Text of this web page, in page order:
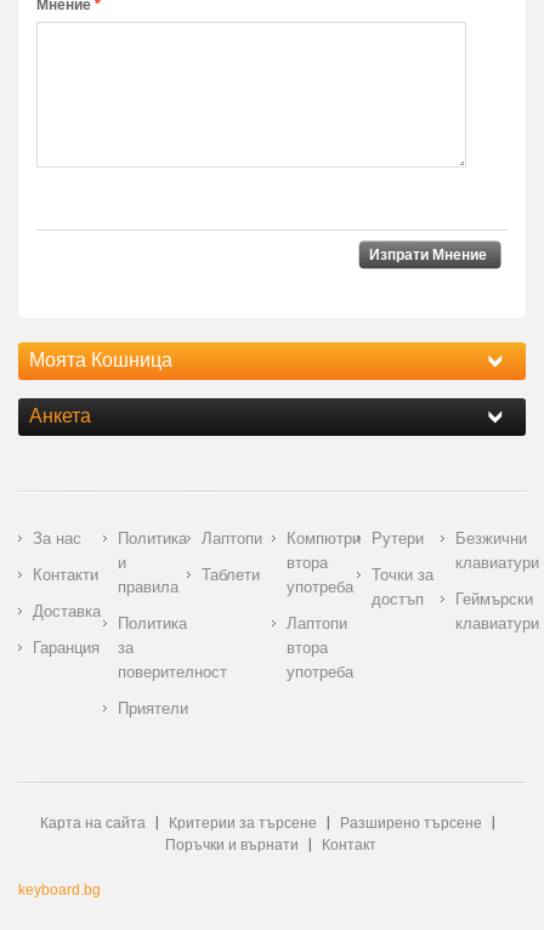
*
Мнение
Изпрати Мнение
Моята Кошница
Анкета
За нас
Контакти
Доставка
Гаранция
Политика
и
правила
Политика
за
поверителност
Приятели
Лаптопи
Таблети
Компютри
втора
употреба
Лаптопи
втора
употреба
Рутери
Точки за
достъп
Безжични
клавиатури
Геймърски
клавиатури
Карта на сайта Критерии за търсене
Разширено търсене
Поръчки и върнати
Контакт
keyboard.bg